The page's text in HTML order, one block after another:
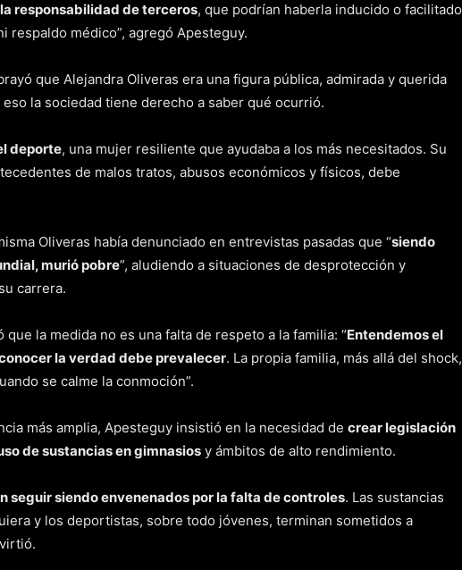
responsabilidad de terceros, que podrían haberla inducido o facilitado
respaldo médico”, agregó Apesteguy.
que Alejandra Oliveras era una figura pública, admirada y querida
la sociedad tiene derecho a saber qué ocurrió.
deporte, una mujer resiliente que ayudaba a los más necesitados. Su
de malos tratos, abusos económicos y físicos, debe
Oliveras había denunciado en entrevistas pasadas que “siendo
murió pobre”, aludiendo a situaciones de desprotección y
carrera.
la medida no es una falta de respeto a la familia: “Entendemos el
la verdad debe prevalecer. La propia familia, más allá del shock,
se calme la conmoción”.
más amplia, Apesteguy insistió en la necesidad de crear legislación
de sustancias en gimnasios y ámbitos de alto rendimiento.
seguir siendo envenenados por la falta de controles. Las sustancias
y los deportistas, sobre todo jóvenes, terminan sometidos a